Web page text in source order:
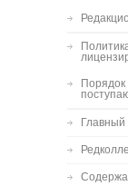
Порядок
Главный